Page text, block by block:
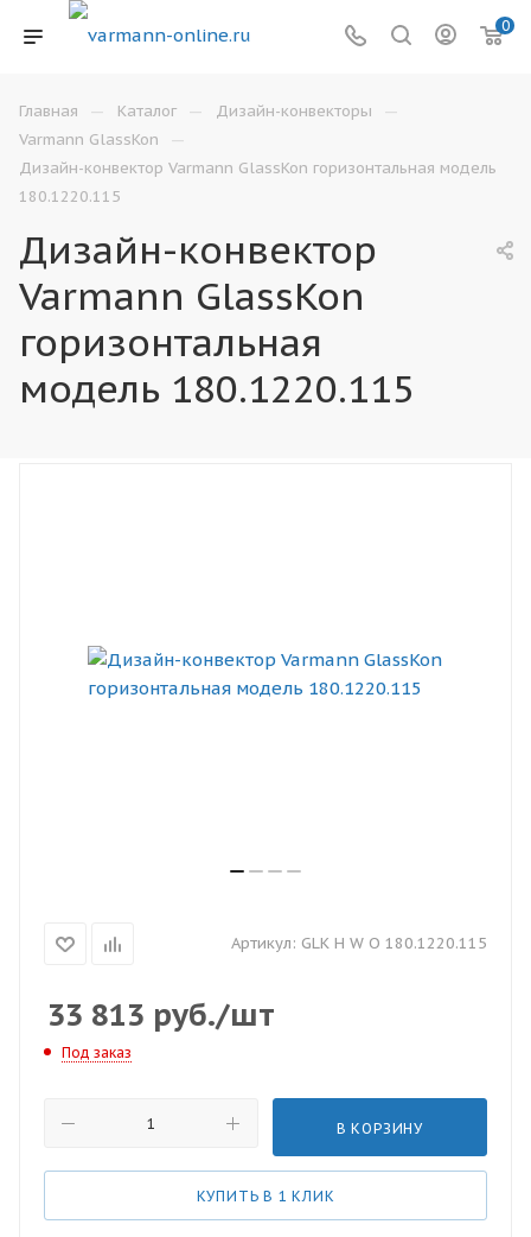
0
Главная — Каталог — Дизайн-конвекторы —
Varmann GlassKon —
Дизайн-конвектор Varmann GlassKon горизонтальная модель
180.1220.115
Дизайн-конвектор
Varmann GlassKon
горизонтальная
модель 180.1220.115
Артикул: GLK H W O 180.1220.115
33 813 руб./шт
Под заказ
В КОРЗИНУ
КУПИТЬ В 1 КЛИК